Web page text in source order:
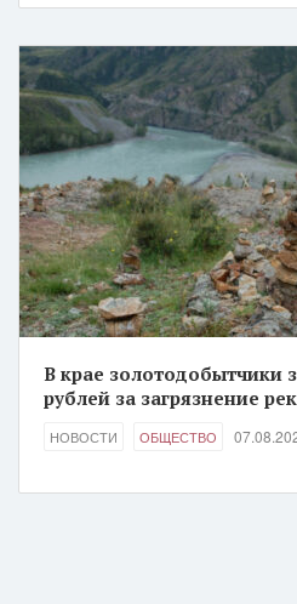
В крае золотодобытчики
рублей за загрязнение рек
НОВОСТИ ОБЩЕСТВО